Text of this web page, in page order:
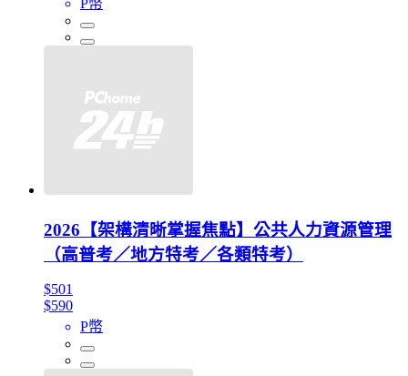
2026【架構清晰掌握焦點】公共人力資源管理
（高普考／地方特考／各類特考）
$501
$590
P幣